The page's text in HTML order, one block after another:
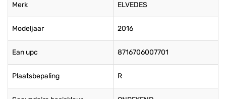
Merk ELVEDES
Modeljaar 2016
Ean upc 8716706007701
Plaatsbepaling R